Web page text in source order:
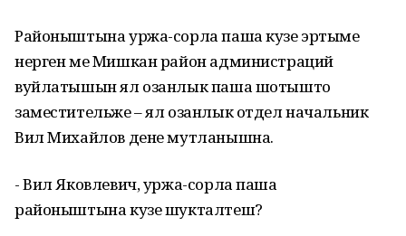
Районыштына уржа-сорла паша кузе эртыме
нерген ме Мишкан район администраций
вуйлатышын ял озанлык паша шотышто
заместительже – ял озанлык отдел начальник
Вил Михайлов дене мутланышна.
- Вил Яковлевич, уржа-сорла паша
районыштына кузе шукталтеш?